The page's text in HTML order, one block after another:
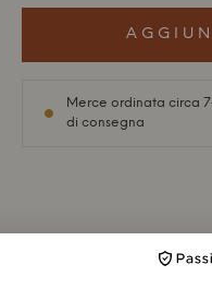
Merce ordinata circa
di consegna